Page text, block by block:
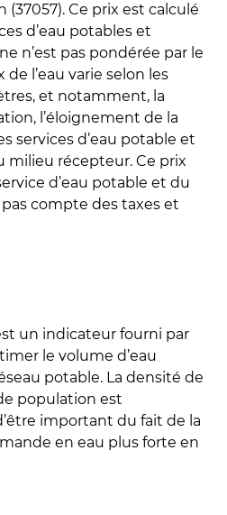
Ce prix est calculé
d’eau potables et
n’est pas pondérée par le
l’eau varie selon les
et notamment, la
l’éloignement de la
services d’eau potable et
milieu récepteur. Ce prix
d’eau potable et du
compte des taxes et
un indicateur fourni par
le volume d’eau
potable. La densité de
population est
important du fait de la
en eau plus forte en